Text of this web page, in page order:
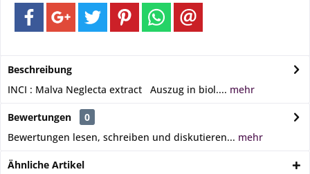
Beschreibung
INCI : Malva Neglecta extract Auszug in biol.... mehr
Bewertungen
0
Bewertungen lesen, schreiben und diskutieren... mehr
Ähnliche Artikel